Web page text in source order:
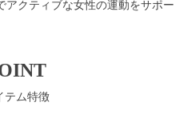
アクティブな女性の運動をサポー
テム特徴